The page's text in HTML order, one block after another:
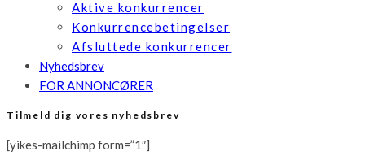
Aktive konkurrencer
Konkurrencebetingelser
Afsluttede konkurrencer
Nyhedsbrev
FOR ANNONCØRER
Tilmeld dig vores nyhedsbrev
[yikes-mailchimp form=”1″]